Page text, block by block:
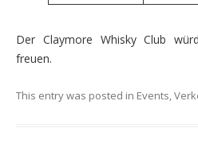
Der Claymore Whisky Club
freuen.
This entry was posted in Events,